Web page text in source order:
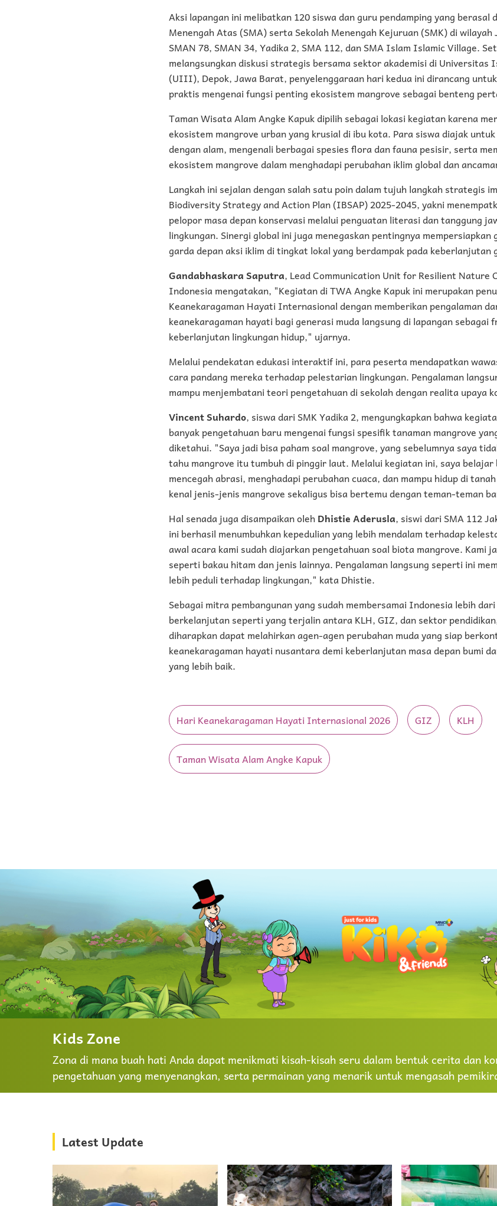
Aksi lapangan ini melibatkan 120 siswa dan guru pendamping yang berasal
Menengah Atas (SMA) serta Sekolah Menengah Kejuruan (SMK) di
SMAN 78, SMAN 34, Yadika 2, SMA 112, dan SMA Islam Islamic Village.
melangsungkan diskusi strategis bersama sektor akademisi di
(UIII), Depok, Jawa Barat, penyelenggaraan hari kedua ini dirancang
praktis mengenai fungsi penting ekosistem mangrove sebagai benteng
Taman Wisata Alam Angke Kapuk dipilih sebagai lokasi kegiatan karena
ekosistem mangrove urban yang krusial di ibu kota. Para siswa diajak
dengan alam, mengenali berbagai spesies flora dan fauna pesisir, serta
ekosistem mangrove dalam menghadapi perubahan iklim global dan
Langkah ini sejalan dengan salah satu poin dalam tujuh langkah strategis
Biodiversity Strategy and Action Plan (IBSAP) 2025-2045, yakni
pelopor masa depan konservasi melalui penguatan literasi dan tanggung
lingkungan. Sinergi global ini juga menegaskan pentingnya mempersiapkan
garda depan aksi iklim di tingkat lokal yang berdampak pada keberlanjutan
Gandabhaskara Saputra, Lead Communication Unit for Resilient Nature
Indonesia mengatakan, "Kegiatan di TWA Angke Kapuk ini merupakan
Keanekaragaman Hayati Internasional dengan memberikan pengalaman
keanekaragaman hayati bagi generasi muda langsung di lapangan sebagai
keberlanjutan lingkungan hidup," ujarnya.
Melalui pendekatan edukasi interaktif ini, para peserta mendapatkan
cara pandang mereka terhadap pelestarian lingkungan. Pengalaman
mampu menjembatani teori pengetahuan di sekolah dengan realita upaya
Vincent Suhardo, siswa dari SMK Yadika 2, mengungkapkan bahwa
banyak pengetahuan baru mengenai fungsi spesifik tanaman mangrove
diketahui. "Saya jadi bisa paham soal mangrove, yang sebelumnya saya
tahu mangrove itu tumbuh di pinggir laut. Melalui kegiatan ini, saya belajar
mencegah abrasi, menghadapi perubahan cuaca, dan mampu hidup di
kenal jenis-jenis mangrove sekaligus bisa bertemu dengan teman-teman
Hal senada juga disampaikan olehDhistie Aderusla, siswi dari SMA 112
ini berhasil menumbuhkan kepedulian yang lebih mendalam terhadap
awal acara kami sudah diajarkan pengetahuan soal biota mangrove. Kami
seperti bakau hitam dan jenis lainnya. Pengalaman langsung seperti ini
lebih peduli terhadap lingkungan," kata Dhistie.
Sebagai mitra pembangunan yang sudah membersamai Indonesia lebih
berkelanjutan seperti yang terjalin antara KLH, GIZ, dan sektor
diharapkan dapat melahirkan agen-agen perubahan muda yang siap
keanekaragaman hayati nusantara demi keberlanjutan masa depan bumi
yang lebih baik.
Hari Keanekaragaman Hayati Internasional 2026 GIZ KLH
Taman Wisata Alam Angke Kapuk
Kids Zone
Zona di mana buah hati Anda dapat menikmati kisah-kisah seru dalam bentuk cerita dan
pengetahuan yang menyenangkan, serta permainan yang menarik untuk mengasah
Latest Update